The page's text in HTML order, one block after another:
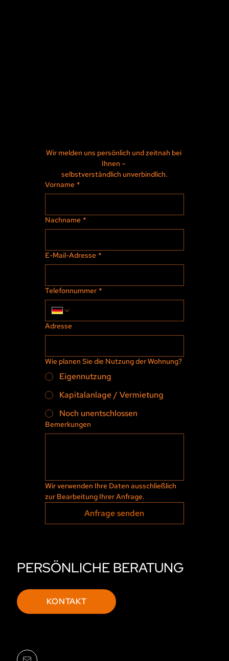
Wir melden uns persönlich und zeitnah bei
selbstverständlich unverbindlich.
Vorname *
Nachname *
E-Mail-Adresse *
Telefonnummer *
Adresse
Wie planen Sie die Nutzung der Wohnung?
Eigennutzung
Kapitalanlage / Vermietung
Noch unentschlossen
Bemerkungen
Wir verwenden Ihre Daten ausschließlich
zur Bearbeitung Ihrer Anfrage.
Anfrage senden
PERSÖNLICHE BERATUNG
KONTAKT